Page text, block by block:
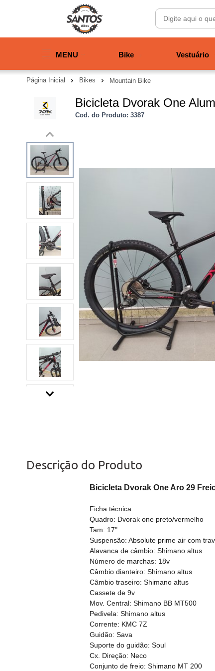
MENU Bike Vestuário
Página Inicial Bikes Mountain Bike
Bicicleta Dvorak One
Cod. do Produto: 3387
Descrição do Produto
Bicicleta Dvorak One Aro 29
Ficha técnica:
Quadro: Dvorak one preto/vermelho
Tam: 17"
Suspensão: Absolute prime air com
Alavanca de câmbio: Shimano altus
Número de marchas: 18v
Câmbio dianteiro: Shimano altus
Câmbio traseiro: Shimano altus
Cassete de 9v
Mov. Central: Shimano BB MT500
Pedivela: Shimano altus
Corrente: KMC 7Z
Guidão: Sava
Suporte do guidão: Soul
Cx. Direção: Neco
Conjunto de freio: Shimano MT 200